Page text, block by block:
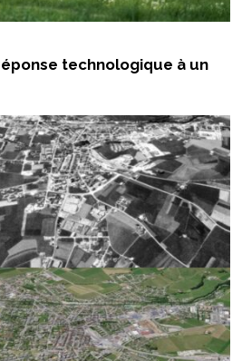
technologique à un